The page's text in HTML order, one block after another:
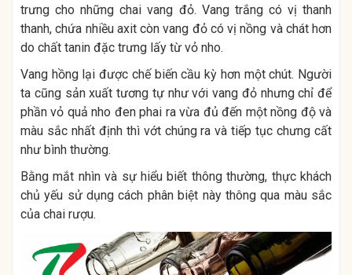
trưng cho những chai vang đỏ. Vang trắng có vị thanh
thanh, chứa nhiều axit còn vang đỏ có vị nồng và chát hơn
do chất tanin đặc trưng lấy từ vỏ nho.
Vang hồng lại được chế biến cầu kỳ hơn một chút. Người
ta cũng sản xuất tương tự như với vang đỏ nhưng chỉ để
phần vỏ quả nho đen phai ra vừa đủ đến một nồng độ và
màu sắc nhất định thì vớt chúng ra và tiếp tục chưng cất
như bình thường.
Bằng mắt nhìn và sự hiểu biết thông thường, thực khách
chủ yếu sử dụng cách phân biệt này thông qua màu sắc
của chai rượu.